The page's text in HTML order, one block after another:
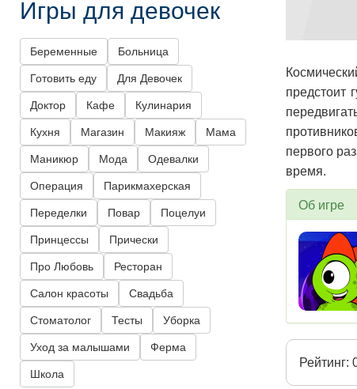
предстоит
первого
время.
Об игре
Рейтинг:
Игры для девочек
Беременные Больница
Готовить еду Для Девочек
Доктор Кафе Кулинария
Кухня Магазин Макияж Мама
Маникюр Мода Одевалки
Операция Парикмахерская
Переделки Повар Поцелуи
Принцессы Прически
Про Любовь Ресторан
Салон красоты Свадьба
Стоматолог Тесты Уборка
Уход за малышами Ферма
Школа